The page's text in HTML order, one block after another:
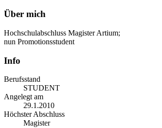
Über mich
Hochschulabschluss Magister Artium;
nun Promotionsstudent
Info
Berufsstand
STUDENT
Angelegt am
29.1.2010
Höchster Abschluss
Magister